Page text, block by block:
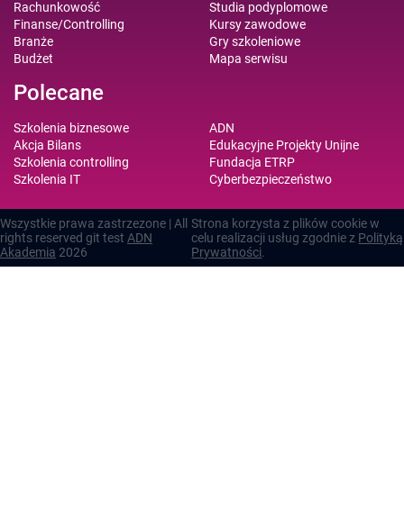
Rachunkowość
Finanse/Controlling
Branże
Budżet
Studia podyplomowe
Kursy zawodowe
Gry szkoleniowe
Mapa serwisu
Polecane
Szkolenia biznesowe
Akcja Bilans
Szkolenia controlling
Szkolenia IT
ADN
Edukacyjne Projekty Unijne
Fundacja ETRP
Cyberbezpieczeństwo
Wszystkie prawa zastrzezone | All
rights reserved git test ADN
Akademia 2026
Strona korzysta z plików cookie w
celu realizacji usług zgodnie z Polityką
Prywatności.